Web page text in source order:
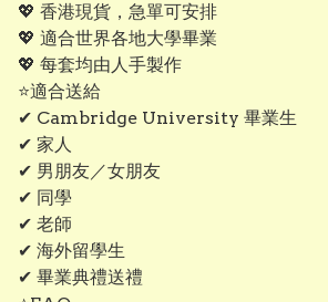
💖 香港現貨，急單可安排
💖 適合世界各地大學畢業
💖 每套均由人手製作
⭐適合送給
✔ Cambridge University 畢業生
✔ 家人
✔ 男朋友／女朋友
✔ 同學
✔ 老師
✔ 海外留學生
✔ 畢業典禮送禮